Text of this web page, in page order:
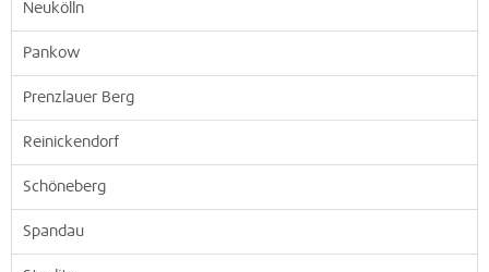
Neukölln
Pankow
Prenzlauer Berg
Reinickendorf
Schöneberg
Spandau